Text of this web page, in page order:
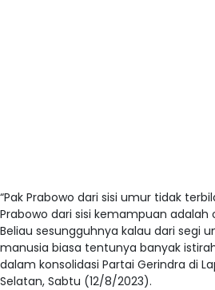
“Pak Prabowo dari sisi umur tidak
Prabowo dari sisi kemampuan adalah
Beliau sesungguhnya kalau dari segi
manusia biasa tentunya banyak
dalam konsolidasi Partai Gerindra di
Selatan, Sabtu (12/8/2023).